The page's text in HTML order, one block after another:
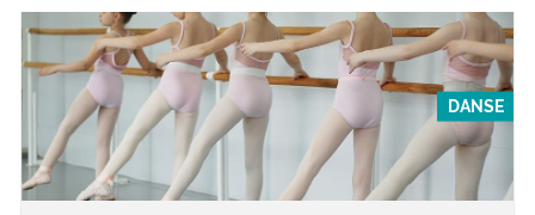
DANSE